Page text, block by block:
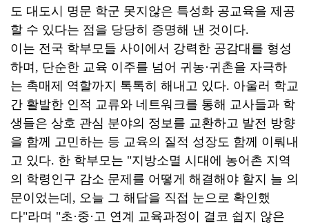
도 대도시 명문 학군 못지않은 특성화 공교육을 제공
할 수 있다는 점을 당당히 증명해 낸 것이다.
이는 전국 학부모들 사이에서 강력한 공감대를 형성
하며, 단순한 교육 이주를 넘어 귀농·귀촌을 자극하
는 촉매제 역할까지 톡톡히 해내고 있다. 아울러 학교
간 활발한 인적 교류와 네트워크를 통해 교사들과 학
생들은 상호 관심 분야의 정보를 교환하고 발전 방향
을 함께 고민하는 등 교육의 질적 성장도 함께 이뤄내
고 있다. 한 학부모는 "지방소멸 시대에 농어촌 지역
의 학령인구 감소 문제를 어떻게 해결해야 할지 늘 의
문이었는데, 오늘 그 해답을 직접 눈으로 확인했
다"라며 "초·중·고 연계 교육과정이 결코 쉽지 않은